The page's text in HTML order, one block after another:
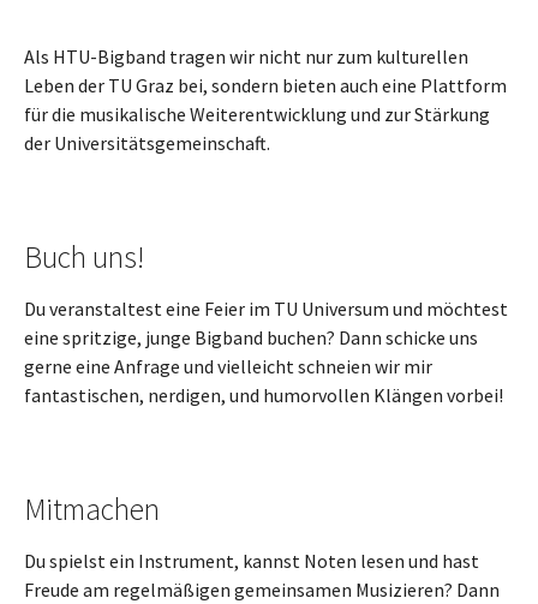
Als HTU-Bigband tragen wir nicht nur zum kulturellen
Leben der TU Graz bei, sondern bieten auch eine Plattform
für die musikalische Weiterentwicklung und zur Stärkung
der Universitätsgemeinschaft.
Buch uns!
Du veranstaltest eine Feier im TU Universum und möchtest
eine spritzige, junge Bigband buchen? Dann schicke uns
gerne eine Anfrage und vielleicht schneien wir mir
fantastischen, nerdigen, und humorvollen Klängen vorbei!
Mitmachen
Du spielst ein Instrument, kannst Noten lesen und hast
Freude am regelmäßigen gemeinsamen Musizieren? Dann